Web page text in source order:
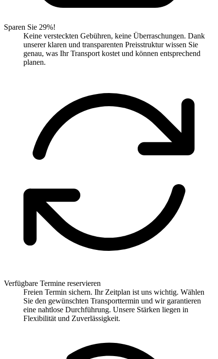
Sparen Sie 29%!
Keine versteckten Gebühren, keine Überraschungen. Dank
unserer klaren und transparenten Preisstruktur wissen Sie
genau, was Ihr Transport kostet und können entsprechend
planen.
Verfügbare Termine reservieren
Freien Termin sichern. Ihr Zeitplan ist uns wichtig. Wählen
Sie den gewünschten Transporttermin und wir garantieren
eine nahtlose Durchführung. Unsere Stärken liegen in
Flexibilität und Zuverlässigkeit.